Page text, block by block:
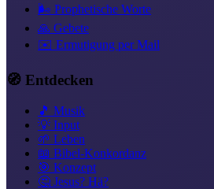
🌬️ Prophetische Worte
🙏 Gebete
✉️ Ermutigung per Mail
🧭 Entdecken
🎵 Musik
💡 Input
🌱 Leben
📖 Bibel-Konkordanz
🎯 Konzept
🤔 Jesus? Hä?